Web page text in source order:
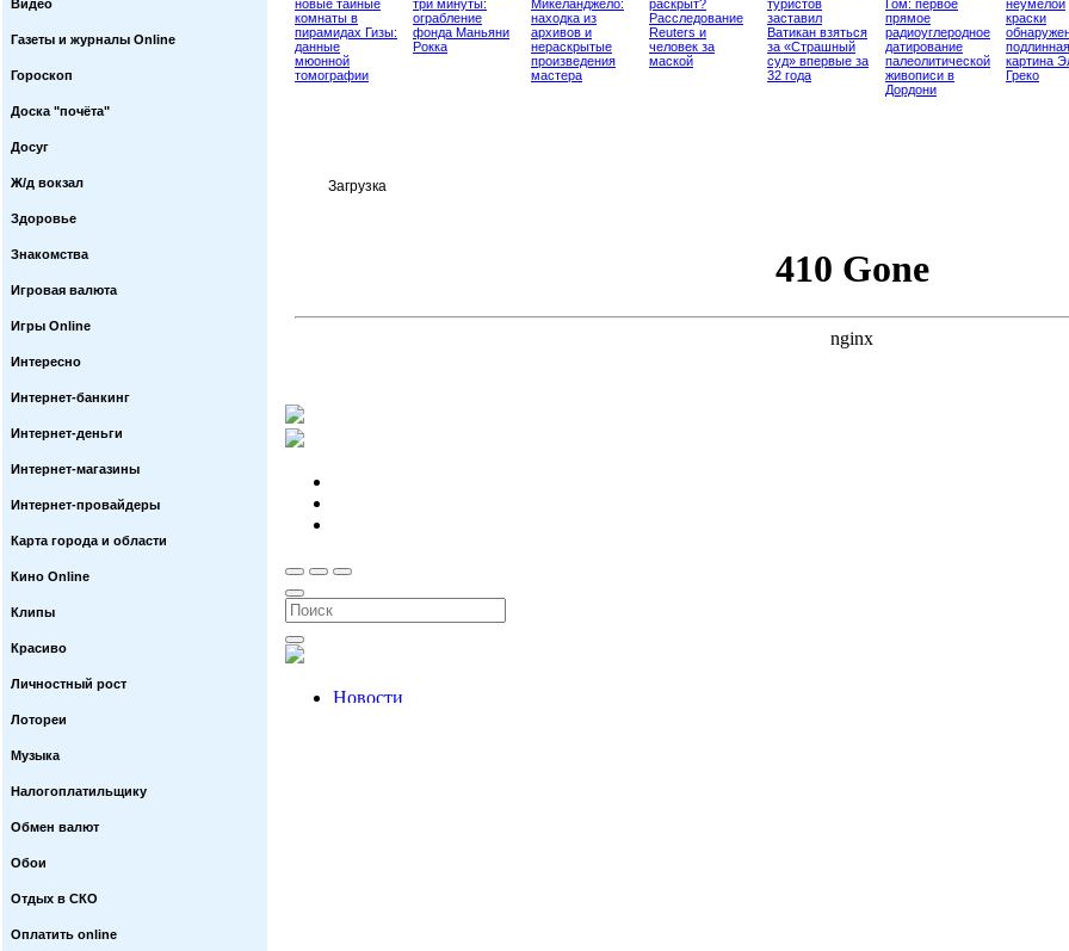
Видео
Газеты и журналы Online
Гороскоп
Доска "почёта"
Досуг
Ж/д вокзал
Здоровье
Знакомства
Игровая валюта
Игры Online
Интересно
Интернет-банкинг
Интернет-деньги
Интернет-магазины
Интернет-провайдеры
Карта города и области
Кино Online
Клипы
Красиво
Личностный рост
Лотореи
Музыка
Налогоплатильщику
Обмен валют
Обои
Отдых в СКО
Оплатить online
новые тайные
комнаты в
пирамидах Гизы:
данные
мюонной
томографии
три минуты:
ограбление
фонда Маньяни
Рокка
Микеланджело:
находка из
архивов и
нераскрытые
произведения
мастера
раскрыт?
Расследование
Reuters и
человек за
маской
туристов
заставил
Ватикан взяться
за «Страшный
суд» впервые за
32 года
Гом: первое
прямое
радиоуглеродное
датирование
палеолитической
живописи в
Дордони
неумелой
краски
подлинная
картина
Греко
Загрузка